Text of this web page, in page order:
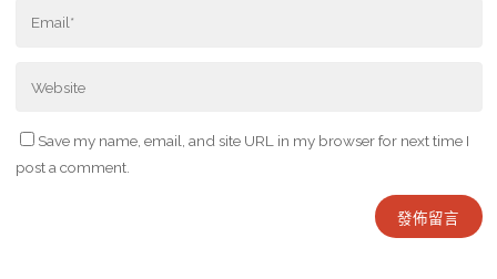
Save my name, email, and site URL in my browser for next time I
post a comment.